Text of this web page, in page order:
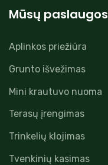
Mūsų paslaugos
Aplinkos priežiūra
Grunto išvežimas
Mini krautuvo nuoma
Terasų įrengimas
Trinkelių klojimas
Tvenkinių kasimas